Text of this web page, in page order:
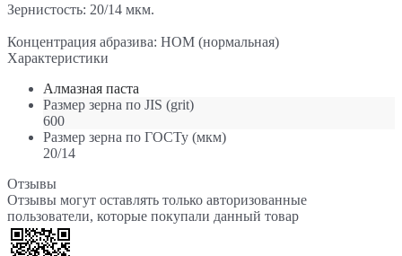
Зернистость: 20/14 мкм.
Концентрация абразива: НОМ (нормальная)
Характеристики
Алмазная паста
Размер зерна по JIS (grit)
600
Размер зерна по ГОСТу (мкм)
20/14
Отзывы
Отзывы могут оставлять только авторизованные
пользователи, которые покупали данный товар